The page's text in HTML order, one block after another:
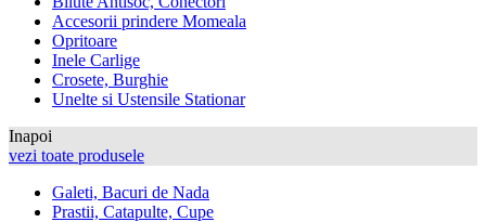
Accesorii prindere Momeala
Opritoare
Inele Carlige
Crosete, Burghie
Unelte si Ustensile Stationar
Inapoi
vezi toate produsele
Galeti, Bacuri de Nada
Prastii, Catapulte, Cupe